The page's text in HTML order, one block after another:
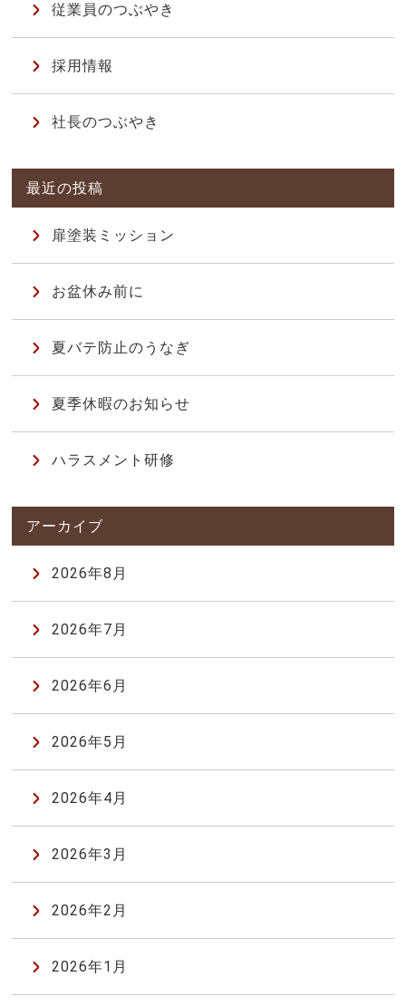
従業員のつぶやき
採用情報
社長のつぶやき
扉塗装ミッション
お盆休み前に
夏バテ防止のうなぎ
夏季休暇のお知らせ
ハラスメント研修
2026年8月
2026年7月
2026年6月
2026年5月
2026年4月
2026年3月
2026年2月
2026年1月